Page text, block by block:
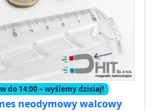
do 14:00 – wyślemy dzisiaj!
neodymowy walcowy